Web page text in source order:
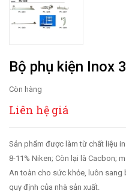
Bộ phụ kiện Inox
Còn hàng
Liên hệ giá
Sản phẩm được làm từ chất liệu
8-11% Niken; Còn lại là Cacbon;
An toàn cho sức khỏe, luôn
quy định của nhà sản xuất.